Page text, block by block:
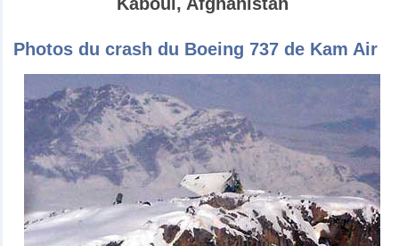
Photos du crash du Boeing 737 de Kam Air